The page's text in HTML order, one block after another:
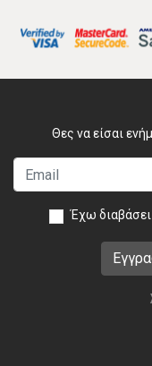
Θες να είσαι
Έχω